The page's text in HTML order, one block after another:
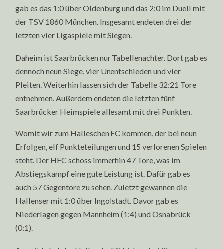
gab es das 1:0 über Oldenburg und das 2:0 im Duell mit
der TSV 1860 München. Insgesamt endeten drei der
letzten vier Ligaspiele mit Siegen.
Daheim ist Saarbrücken nur Tabellenachter. Dort gab es
dennoch neun Siege, vier Unentschieden und vier
Pleiten. Weiterhin lassen sich der Tabelle 32:21 Tore
entnehmen. Außerdem endeten die letzten fünf
Saarbrücker Heimspiele allesamt mit drei Punkten.
Womit wir zum Halleschen FC kommen, der bei neun
Erfolgen, elf Punkteteilungen und 15 verlorenen Spielen
steht. Der HFC schoss immerhin 47 Tore, was im
Abstiegskampf eine gute Leistung ist. Dafür gab es
auch 57 Gegentore zu sehen. Zuletzt gewannen die
Hallenser mit 1:0 über Ingolstadt. Davor gab es
Niederlagen gegen Mannheim (1:4) und Osnabrück
(0:1).